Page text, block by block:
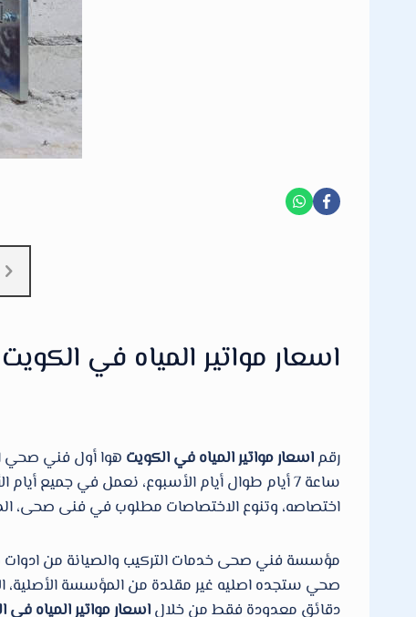
اسعار مواتير المياه في الكويت
رقماسعار مواتير المياه في الكويت
ساعة 7 أيام طوال أيام الأسبوع، نعمل في
اختصاصه، وتنوع الاختصاصات مطلوب في فنى صحى،
صحي ستجده اصليه غير مقلدة من المؤسسة الأصلية،
دقائق معدودة فقط من خلالاسعار مواتير المياه في